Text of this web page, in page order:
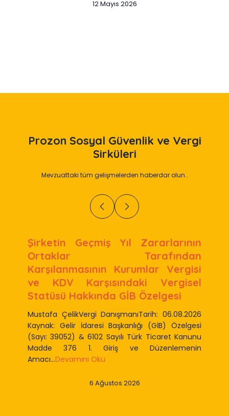
12 Mayıs 2026
Prozon Sosyal Güvenlik ve Vergi
Sirküleri
Mevzuattaki tüm gelişmelerden haberdar olun…
Şirketin Geçmiş Yıl Zararlarının
Ortaklar Tarafından
Karşılanmasının Kurumlar Vergisi
ve KDV Karşısındaki Vergisel
Statüsü Hakkında GİB Özelgesi
Mustafa ÇelikVergi DanışmanıTarih: 06.08.2026
Kaynak: Gelir İdaresi Başkanlığı (GİB) Özelgesi
(Sayı: 39052) & 6102 Sayılı Türk Ticaret Kanunu
Madde 376 1. Giriş ve Düzenlemenin
Amacı...Devamını Oku
6 Ağustos 2026